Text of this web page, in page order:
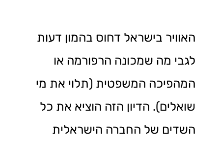
האוויר בישראל דחוס בהמון דעות
לגבי מה שמכונה הרפורמה או
המהפיכה המשפטית (תלוי את מי
שואלים). הדיון הזה הוציא את כל
השדים של החברה הישראלית